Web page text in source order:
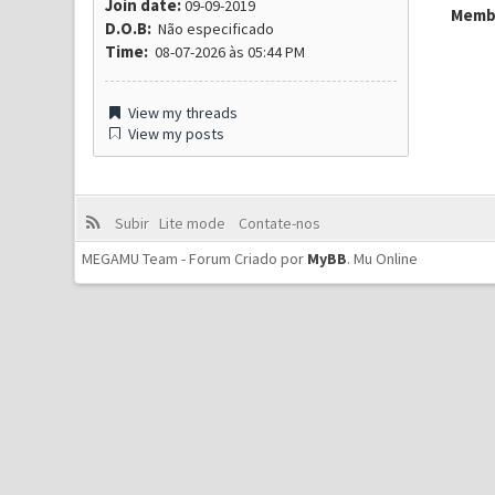
Join date:09-09-2019
D.O.B:Não especificado
Time:08-07-2026 às 05:44 PM
View my threads
View my posts
Subir Lite mode
Contate-nos
MEGAMU Team - Forum Criado por MyBB.Mu Online